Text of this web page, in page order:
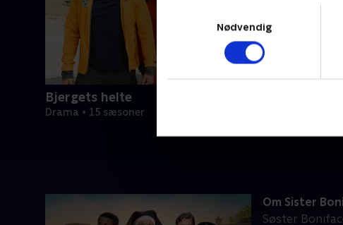
Nødvendig
Bjergets helte
Drama • 15 sæsoner
Om Sister
Søster